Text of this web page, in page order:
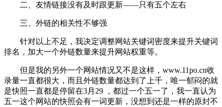
二、友情链接没有及时跟更新――只有五个左右
三、外链的相关性不够强
针对以上不足，我决定调整网站关键词密度来提升关键词
排名，加大一个外链数量来提升网站权重等。
但是我的另外一个网站情况又不是这样，www.11po.cn收
录量一直都很大，而且外链数量都达到了上千，唯一郁闷的就
是快照一直都是停留在3月29 ，都过一个五一了，我一直认为
五一这个网站的快照会有一词更新，没想到还是一样的原封不